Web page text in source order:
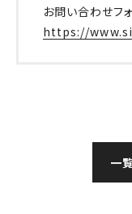
お問い合わせフォ
https://
一